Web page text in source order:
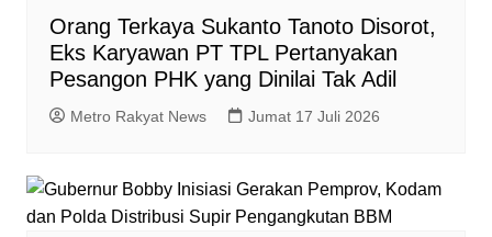
Orang Terkaya Sukanto Tanoto Disorot,
Eks Karyawan PT TPL Pertanyakan
Pesangon PHK yang Dinilai Tak Adil
Metro Rakyat News Jumat 17 Juli 2026